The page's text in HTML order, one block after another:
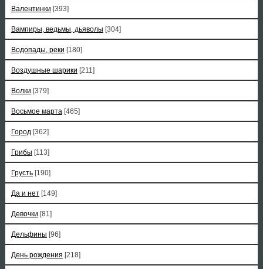
Валентинки [393]
Вампиры, ведьмы, дьяволы [304]
Водопады, реки [180]
Воздушные шарики [211]
Волки [379]
Восьмое марта [465]
Город [362]
Грибы [113]
Грусть [190]
Да и нет [149]
Девочки [81]
Дельфины [96]
День рождения [218]